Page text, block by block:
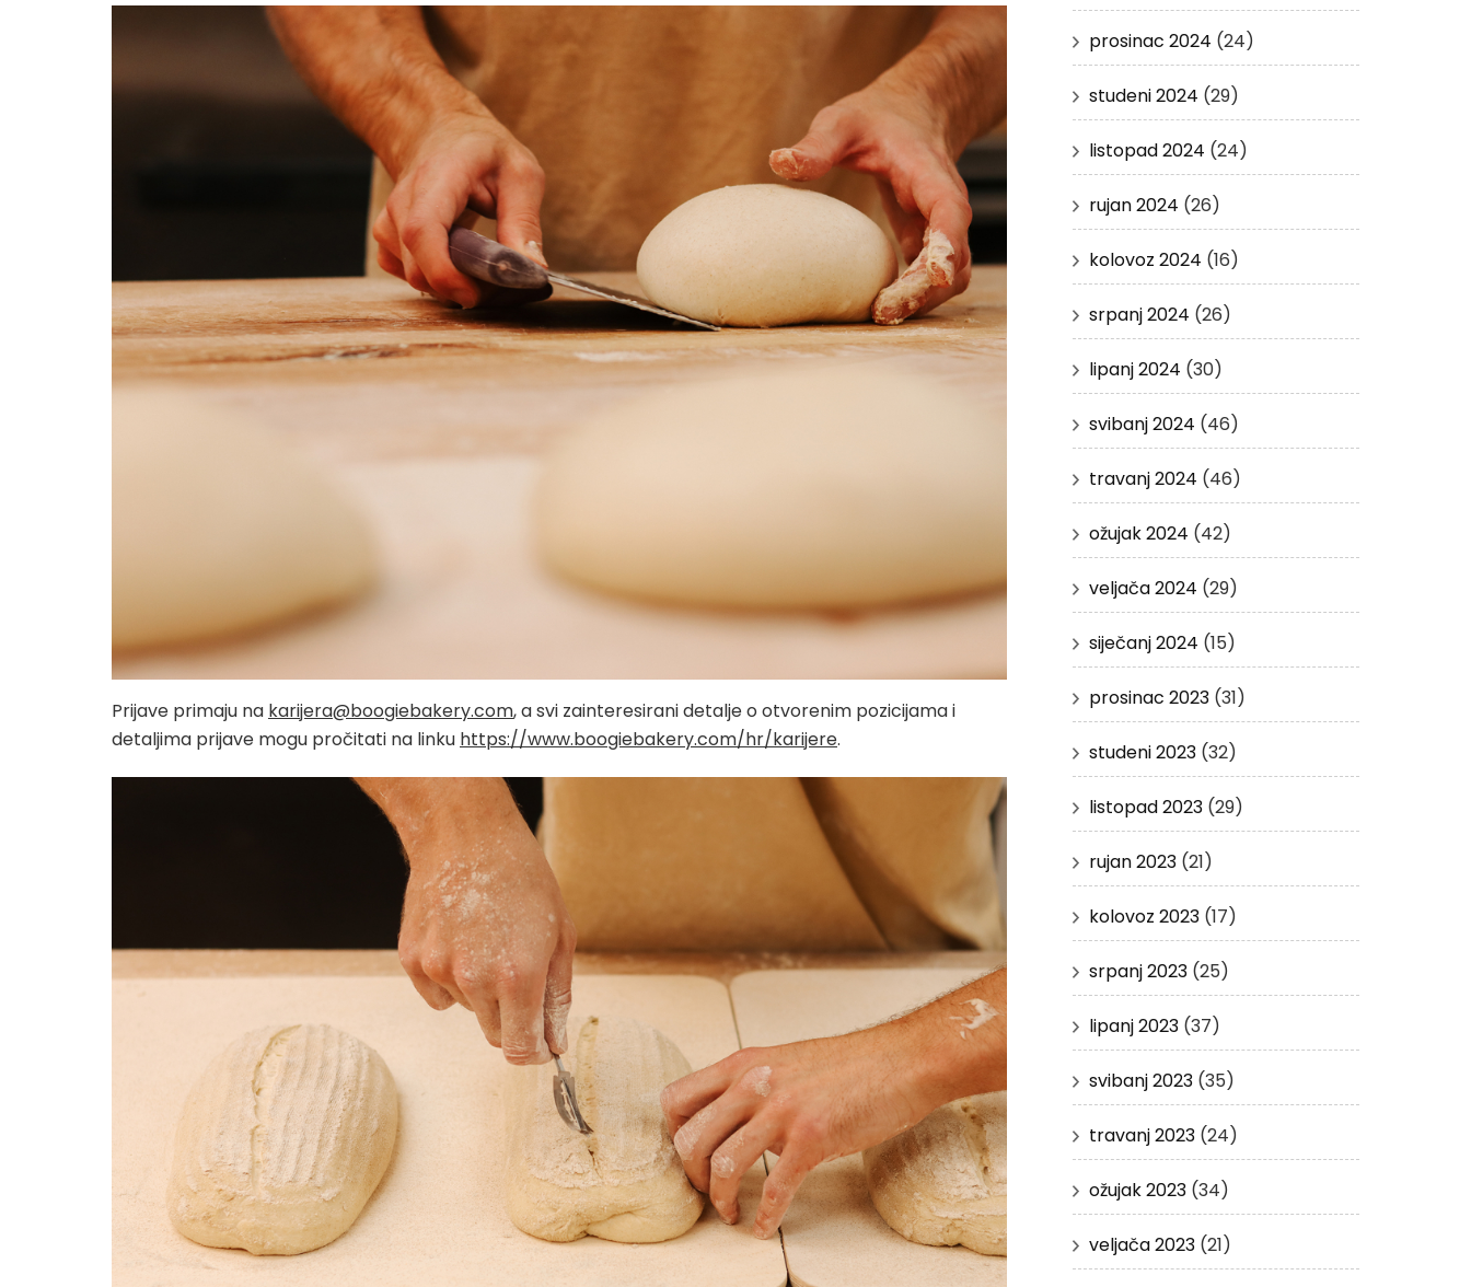
Prijave primaju na karijera@boogiebakery.com, a svi zainteresirani detalje o otvorenim pozicijama i
detaljima prijave mogu pročitati na linku https://www.boogiebakery.com/hr/karijere.
prosinac 2024 (24)
studeni 2024 (29)
listopad 2024 (24)
rujan 2024 (26)
kolovoz 2024 (16)
srpanj 2024 (26)
lipanj 2024 (30)
svibanj 2024 (46)
travanj 2024 (46)
ožujak 2024 (42)
veljača 2024 (29)
siječanj 2024 (15)
prosinac 2023(31)
studeni 2023(32)
listopad 2023(29)
rujan 2023(21)
kolovoz 2023(17)
srpanj 2023(25)
lipanj 2023(37)
svibanj 2023(35)
travanj 2023(24)
ožujak 2023(34)
veljača 2023(21)